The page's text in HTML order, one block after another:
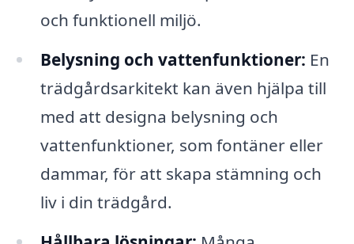
och funktionell miljö.
Belysning och vattenfunktioner: En
trädgårdsarkitekt kan även hjälpa till
med att designa belysning och
vattenfunktioner, som fontäner eller
dammar, för att skapa stämning och
liv i din trädgård.